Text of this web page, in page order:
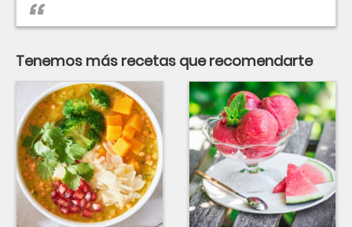
Tenemos más recetas que recomendarte